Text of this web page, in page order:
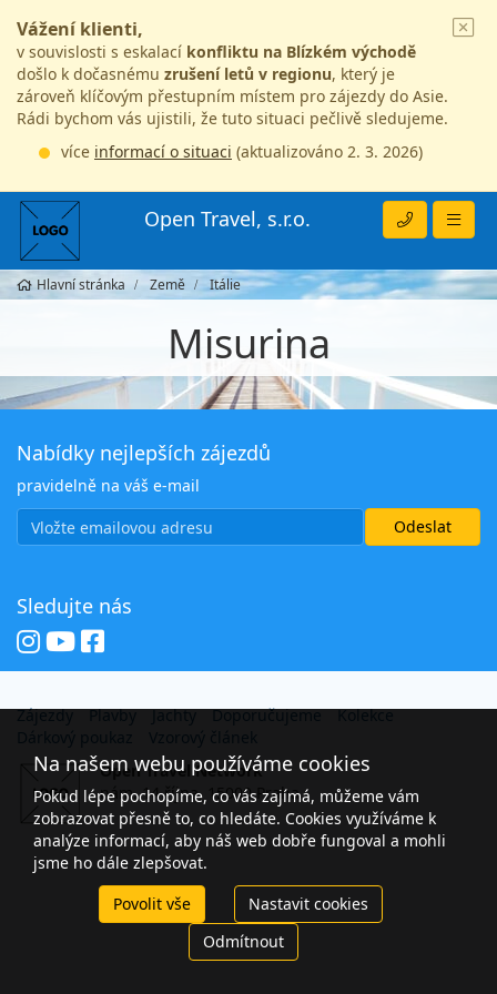
Vážení klienti,
v souvislosti s eskalací konfliktu na Blízkém východě
došlo k dočasnému zrušení letů v regionu, který je
zároveň klíčovým přestupním místem pro zájezdy do Asie.
Rádi bychom vás ujistili, že tuto situaci pečlivě sledujeme.
více informací o situaci (aktualizováno 2. 3. 2026)
Open Travel, s.r.o.
Hlavní stránka Země Itálie
Misurina
Nabídky nejlepších zájezdů
pravidelně na váš e-mail
Sledujte nás
Zájezdy Plavby Jachty Doporučujeme
Kolekce
Open Travel Network
nám. 14 října, 15000 Praha
Na našem webu používáme cookies
Pokud lépe pochopíme, co vás zajímá, můžeme vám
zobrazovat přesně to, co hledáte. Cookies využíváme k
analýze informací, aby náš web dobře fungoval a mohli
jsme ho dále zlepšovat.
Povolit vše
Nastavit cookies
Odmítnout